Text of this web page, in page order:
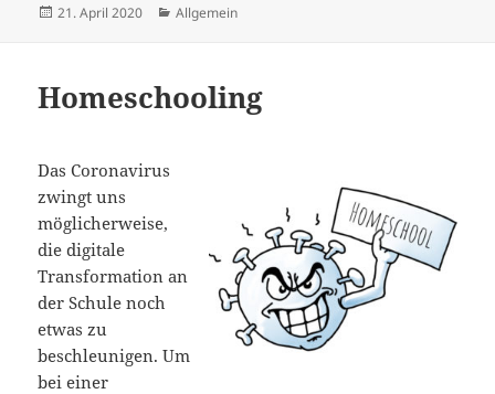
Veröffentlicht
21. April 2020 Kategorien
Allgemein
Homeschooling
Das Coronavirus
zwingt uns
möglicherweise,
die digitale
Transformation an
der Schule noch
etwas zu
beschleunigen. Um
bei einer